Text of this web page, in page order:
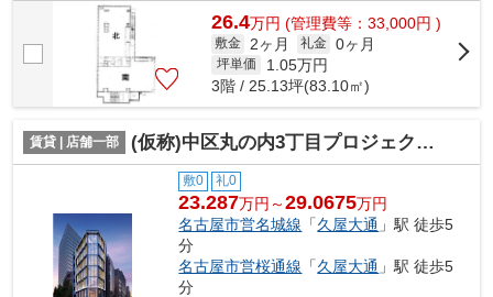
26.4万円 (管理費等：33,000円 )
敷金 2ヶ月 礼金 0ヶ月
坪単価 1.05万円
3階 / 25.13坪(83.10㎡)
賃貸 | 店舗一部 (仮称)中区丸の内3丁目プロジェクト【 サロン系おすすめ 】
敷0 礼0
23.287万円～29.0675万円
名古屋市営名城線 「久屋大通 」駅 徒歩5
分
名古屋市営桜通線 「久屋大通 」駅 徒歩5
分